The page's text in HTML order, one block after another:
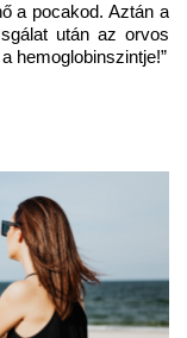
a pocakod. Aztán a
után az orvos
hemoglobinszintje!”